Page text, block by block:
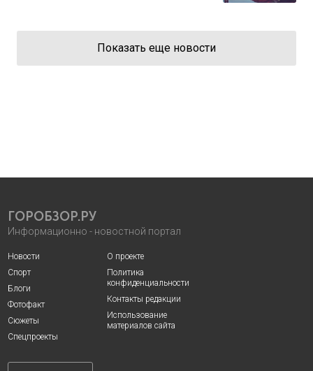
Показать еще новости
ГОРОБЗОР.РУ
Информационно - новостной портал
Новости
Спорт
Блоги
Фотофакт
Сюжеты
Спецпроекты
О проекте
Политика
конфиденциальности
Контакты редакции
Использование
материалов сайта